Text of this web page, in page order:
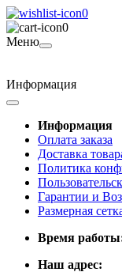
0
0
Меню
Информация
Информация
Оплата заказа
Доставка
Политика
Гарантии и
Размерная
Время
Наш адрес: